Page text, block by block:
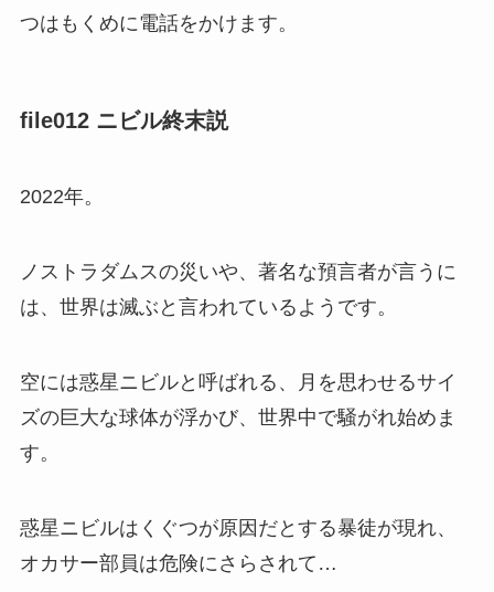
つはもくめに電話をかけます。
file012 ニビル終末説
2022年。
ノストラダムスの災いや、著名な預言者が言うに
は、世界は滅ぶと言われているようです。
空には惑星ニビルと呼ばれる、月を思わせるサイ
ズの巨大な球体が浮かび、世界中で騒がれ始めま
す。
惑星ニビルはくぐつが原因だとする暴徒が現れ、
オカサー部員は危険にさらされて…